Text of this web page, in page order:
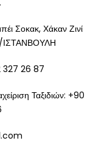
Σοκακ, Χάκαν Ζινί
ΙΣΤΑΝΒΟΥΛΗ
327 26 87
Ταξιδιών: +90